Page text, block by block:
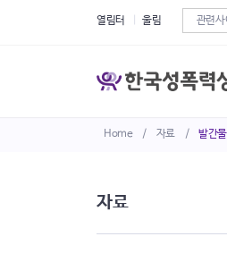
Home / 자료 / 발간물
열림터 울림
자료